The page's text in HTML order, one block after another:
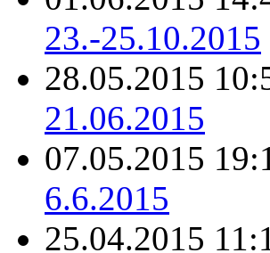
23.-25.10.2015
28.05.2015
21.06.2015
07.05.2015
6.6.2015
25.04.2015